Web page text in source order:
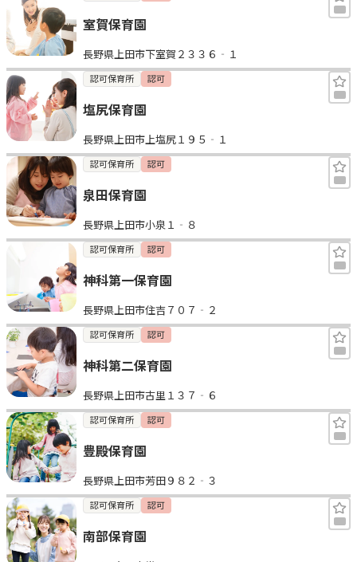
室賀保育園
長野県上田市下室賀２３３６‐１
認可保育所 認可
塩尻保育園
長野県上田市上塩尻１９５‐１
認可保育所 認可
泉田保育園
長野県上田市小泉１‐８
認可保育所 認可
神科第一保育園
長野県上田市住吉７０７‐２
認可保育所 認可
神科第二保育園
長野県上田市古里１３７‐６
認可保育所 認可
豊殿保育園
長野県上田市芳田９８２‐３
認可保育所 認可
南部保育園